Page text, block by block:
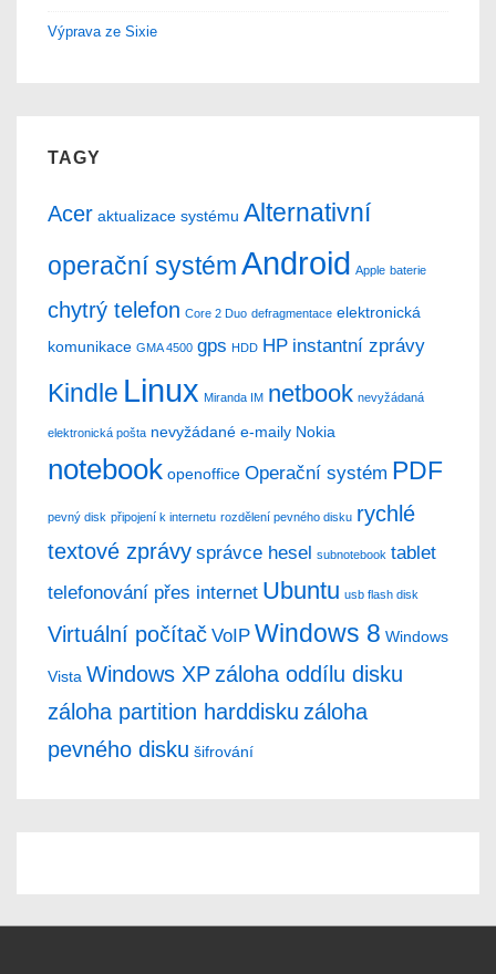
Výprava ze Sixie
TAGY
Acer aktualizace systému Alternativní
operační systémAndroid Apple baterie
chytrý telefon Core 2 Duo defragmentace elektronická
komunikace GMA 4500 gps HDD HP instantní zprávy
Kindle Linux Miranda IM netbook nevyžádaná
elektronická pošta nevyžádané e-maily Nokia
notebook openoffice Operační systém PDF
pevný disk připojení k internetu rozdělení pevného disku rychlé
textové zprávy správce hesel subnotebook tablet
telefonování přes internet Ubuntu usb flash disk
Virtuální počítač VoIP Windows 8 Windows
Vista Windows XP záloha oddílu disku
záloha partition harddisku záloha
pevného disku šifrování